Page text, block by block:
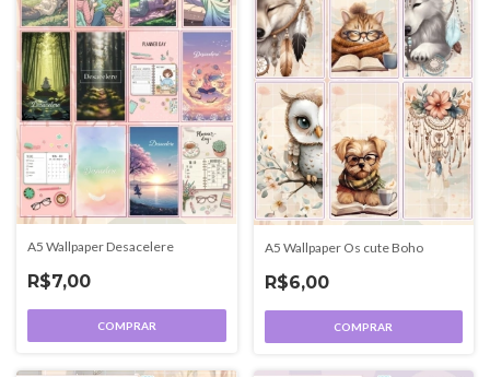
A5 Wallpaper Desacelere
R$7,00
COMPRAR
A5 Wallpaper Os cute Boho
R$6,00
COMPRAR